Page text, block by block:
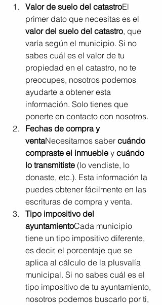
Valor de suelo del catastroEl
primer dato que necesitas es el
valor del suelo del catastro, que
varía según el municipio. Si no
sabes cuál es el valor de tu
propiedad en el catastro, no te
preocupes, nosotros podemos
ayudarte a obtener esta
información. Solo tienes que
ponerte en contacto con nosotros.
Fechas de compra y
ventaNecesitamos saber cuándo
compraste el inmueble y cuándo
lo transmitiste (lo vendiste, lo
donaste, etc.). Esta información la
puedes obtener fácilmente en las
escrituras de compra y venta.
Tipo impositivo del
ayuntamientoCada municipio
tiene un tipo impositivo diferente,
es decir, el porcentaje que se
aplica al cálculo de la plusvalía
municipal. Si no sabes cuál es el
tipo impositivo de tu ayuntamiento,
nosotros podemos buscarlo por ti,